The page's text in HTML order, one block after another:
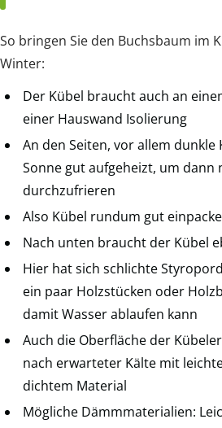
So bringen Sie den Buchsbaum im
Winter:
Der Kübel braucht auch an
einer Hauswand Isolierung
An den Seiten, vor allem
Sonne gut aufgeheizt, um dann
durchzufrieren
Also Kübel rundum gut
Nach unten braucht der Kübel
Hier hat sich schlichte
ein paar Holzstücken oder
damit Wasser ablaufen kann
Auch die Oberfläche der
nach erwarteter Kälte mit
dichtem Material
Mögliche Dämmmaterialien: